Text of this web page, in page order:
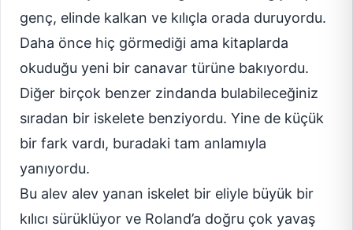
genç, elinde kalkan ve kılıçla orada duruyordu.
Daha önce hiç görmediği ama kitaplarda
okuduğu yeni bir canavar türüne bakıyordu.
Diğer birçok benzer zindanda bulabileceğiniz
sıradan bir iskelete benziyordu. Yine de küçük
bir fark vardı, buradaki tam anlamıyla
yanıyordu.
Bu alev alev yanan iskelet bir eliyle büyük bir
kılıcı sürüklüyor ve Roland’a doğru çok yavaş